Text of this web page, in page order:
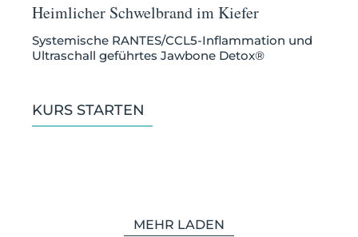
Heimlicher Schwelbrand im Kiefer
Systemische RANTES/CCL5-Inflammation und
Ultraschall geführtes Jawbone Detox®
KURS STARTEN
MEHR LADEN